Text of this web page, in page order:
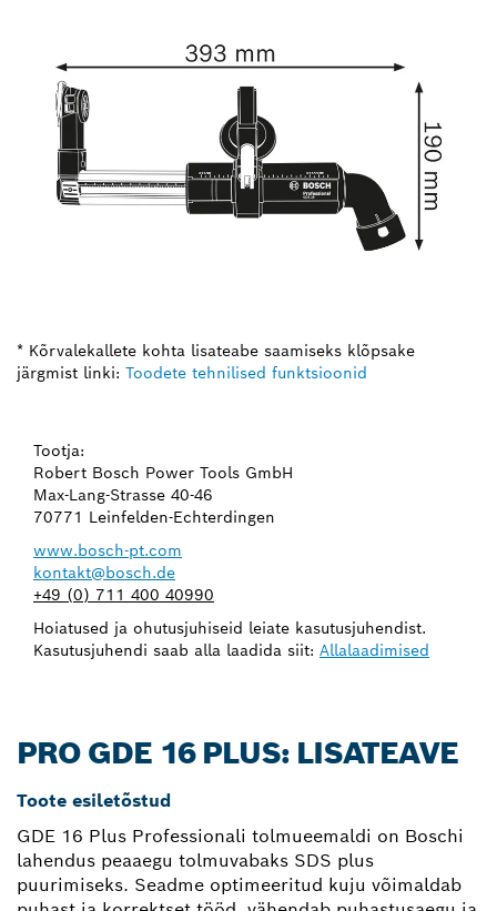
* Kõrvalekallete kohta lisateabe saamiseks klõpsake
järgmist linki: Toodete tehnilised funktsioonid
Tootja:
Robert Bosch Power Tools GmbH
Max-Lang-Strasse 40-46
70771 Leinfelden-Echterdingen
www.bosch-pt.com
kontakt@bosch.de
+49 (0) 711 400 40990
Hoiatused ja ohutusjuhiseid leiate kasutusjuhendist.
Kasutusjuhendi saab alla laadida siit: Allalaadimised
PRO GDE 16 PLUS: LISATEAVE
Toote esiletõstud
GDE 16 Plus Professionali tolmueemaldi on Boschi
lahendus peaaegu tolmuvabaks SDS plus
puurimiseks. Seadme optimeeritud kuju võimaldab